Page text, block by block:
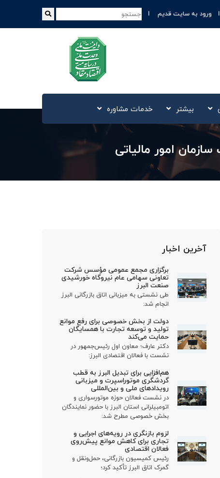
ورود به سایت قدیم
بیشتر خدمات مشاوره
امور مالیاتی
آخرین اخبار
برگزاری مجمع عمومی مؤسس شرکت
تعاونی سهامی عام نیروگاه خورشیدی
صنعت البرز
طی نشستی به میزبانی اتاق بازرگانی البرز
انجام شد:
دولت از بخش خصوصی برای رفع موانع
تولید و توسعه تجارت با همسایگان
حمایت می‌کند
دکتر عارف؛ معاون اول رئیس‌جمهور در
نشست با فعالان اقتصادی البرز:
هم‌افزایی برای تبدیل البرز به قطب
گردشگری موتوراسپرت و میزبانی
رویدادهای ملی و بین‌المللی
در نشست فعالان حوزه موتورسواری و
اتومبیلرانی استان البرز با حضور نمایندگان
بخش خصوصی مطرح شد:
لزوم بازنگری در رویه‌های اجرایی و
تجاری برای کاهش موانع پیش‌روی
فعالان اقتصادی
رئیس کمیسیون بازرگانی، حمل‌ونقل و
گمرک اتاق البرز تأکید کرد؛